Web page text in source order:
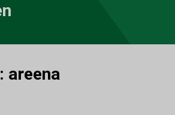
areena